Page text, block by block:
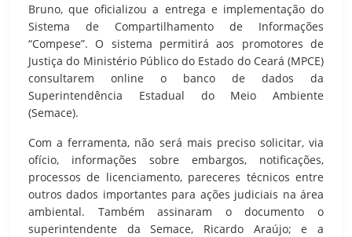
Bruno, que oficializou a entrega e implementação do
Sistema de Compartilhamento de Informações
“Compese”. O sistema permitirá aos promotores de
Justiça do Ministério Público do Estado do Ceará (MPCE)
consultarem online o banco de dados da
Superintendência Estadual do Meio Ambiente
(Semace).
Com a ferramenta, não será mais preciso solicitar, via
ofício, informações sobre embargos, notificações,
processos de licenciamento, pareceres técnicos entre
outros dados importantes para ações judiciais na área
ambiental. Também assinaram o documento o
superintendente da Semace, Ricardo Araújo; e a